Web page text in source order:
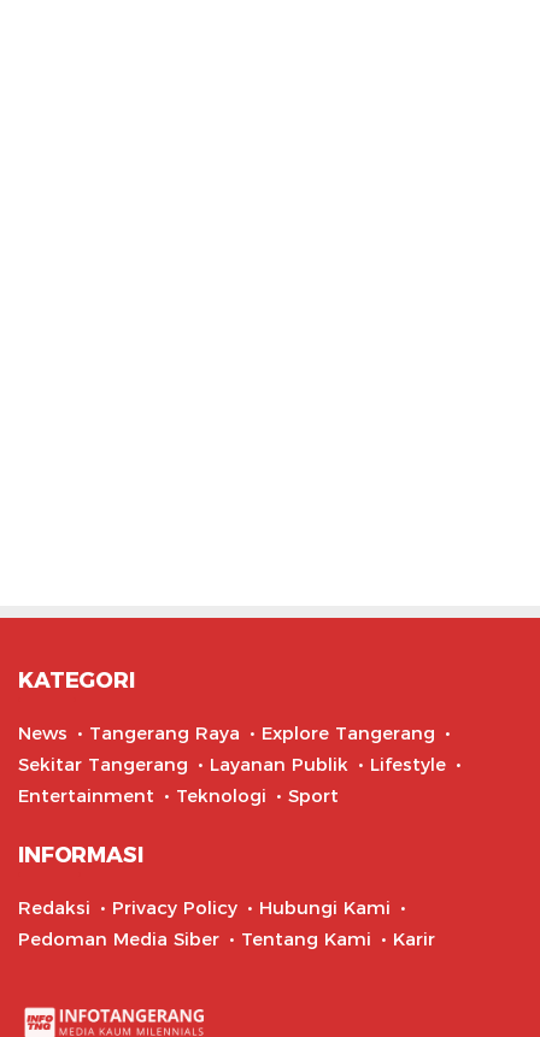
KATEGORI
News Tangerang Raya
Explore Tangerang
Sekitar Tangerang
Layanan Publik
Lifestyle
Entertainment
Teknologi Sport
INFORMASI
Redaksi Privacy Policy
Hubungi Kami
Pedoman Media Siber
Tentang Kami Karir